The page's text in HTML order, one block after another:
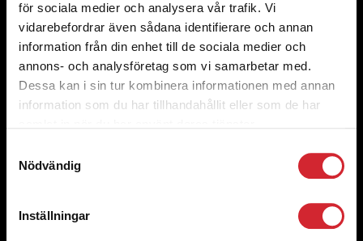
för sociala medier och analysera vår trafik. Vi
vidarebefordrar även sådana identifierare och annan
information från din enhet till de sociala medier och
annons- och analysföretag som vi samarbetar med.
Dessa kan i sin tur kombinera informationen med annan
information som du har tillhandahållit eller som de har
Nödvändig
Inställningar
Ge en gåva
Swish
123 900 16 03
Bankgiro
900-1603
Länkar
Kontakta oss
Styrelsen och Ledning